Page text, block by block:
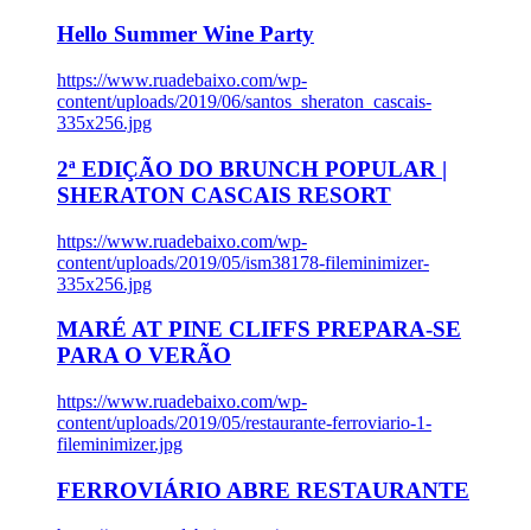
Hello Summer Wine Party
https://www.ruadebaixo.com/wp-
content/uploads/2019/06/santos_sheraton_cascais-
335x256.jpg
2ª EDIÇÃO DO BRUNCH POPULAR |
SHERATON CASCAIS RESORT
https://www.ruadebaixo.com/wp-
content/uploads/2019/05/ism38178-fileminimizer-
335x256.jpg
MARÉ AT PINE CLIFFS PREPARA-SE
PARA O VERÃO
https://www.ruadebaixo.com/wp-
content/uploads/2019/05/restaurante-ferroviario-1-
fileminimizer.jpg
FERROVIÁRIO ABRE RESTAURANTE